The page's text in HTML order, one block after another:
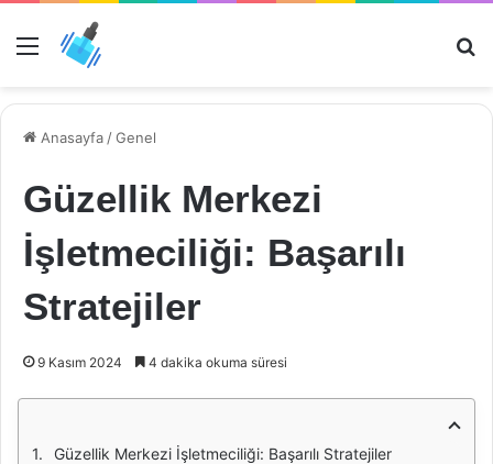
Menü
Anasayfa /Genel
Güzellik Merkezi
İşletmeciliği: Başarılı
Stratejiler
9 Kasım 2024 4 dakika okuma süresi
Güzellik Merkezi İşletmeciliği: Başarılı Stratejiler